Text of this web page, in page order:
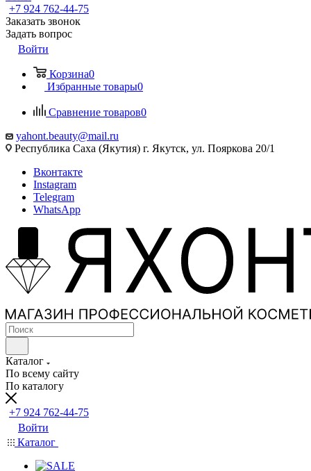
+7 924 762-44-75
Заказать звонок
Задать вопрос
Войти
Корзина0
Избранные товары0
Сравнение товаров0
yahont.beauty@mail.ru
Республика Саха (Якутия) г. Якутск, ул. Пояркова 20/1
Вконтакте
Instagram
Telegram
WhatsApp
Каталог
По всему сайту
По каталогу
+7 924 762-44-75
Войти
Каталог